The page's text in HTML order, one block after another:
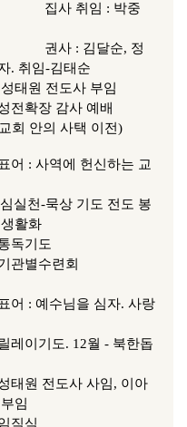
취임 : 박중
: 김달순, 정
. 취임-김태순
태원 전도사 부임
장 감사 예배
의 사택 이전)
어 : 사역에 헌신하는 교
-묵상 기도 전도 봉
활화
독기도
관별수련회
어 : 예수님을 심자. 사랑
레이기도. 12월 - 북한돕
태원 전도사 사임, 이아
임
직식